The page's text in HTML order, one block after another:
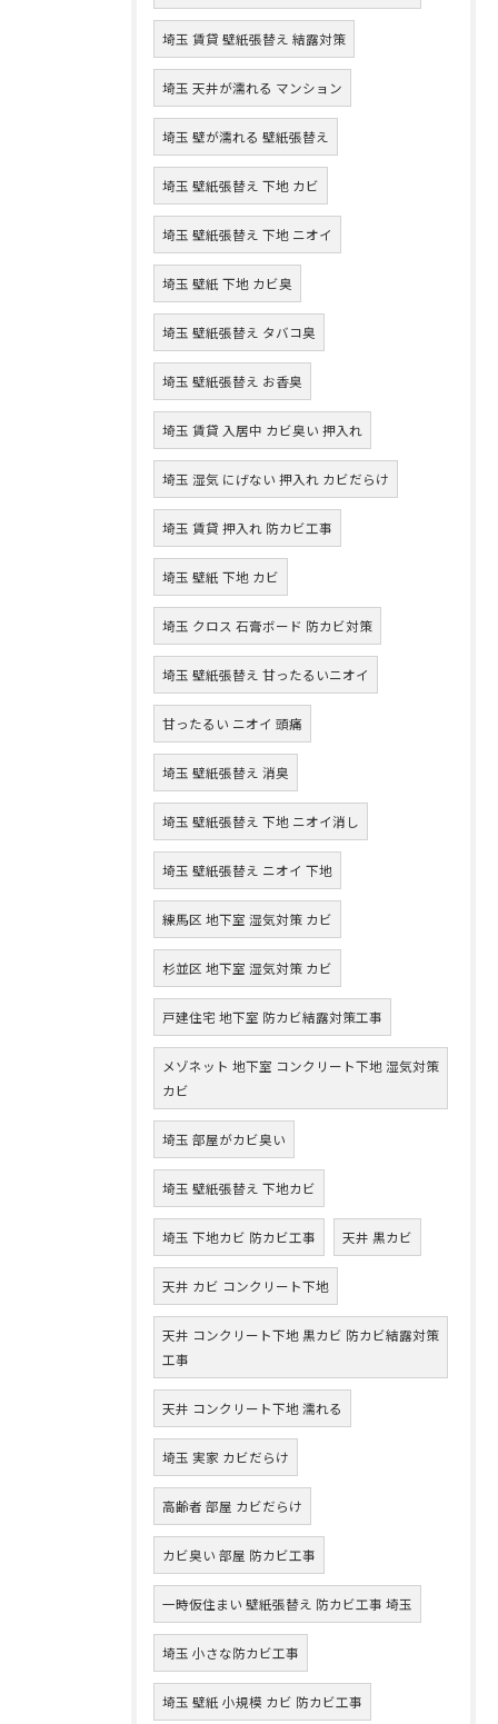
埼玉 賃貸 壁紙張替え 結露対策
埼玉 天井が濡れる マンション
埼玉 壁が濡れる 壁紙張替え
埼玉 壁紙張替え 下地 カビ
埼玉 壁紙張替え 下地 ニオイ
埼玉 壁紙 下地 カビ臭
埼玉 壁紙張替え タバコ臭
埼玉 壁紙張替え お香臭
埼玉 賃貸 入居中 カビ臭い 押入れ
埼玉 湿気 にげない 押入れ カビだらけ
埼玉 賃貸 押入れ 防カビ工事
埼玉 壁紙 下地 カビ
埼玉 クロス 石膏ボード 防カビ対策
埼玉 壁紙張替え 甘ったるいニオイ
甘ったるい ニオイ 頭痛
埼玉 壁紙張替え 消臭
埼玉 壁紙張替え 下地 ニオイ消し
埼玉 壁紙張替え ニオイ 下地
練馬区 地下室 湿気対策 カビ
杉並区 地下室 湿気対策 カビ
戸建住宅 地下室 防カビ結露対策工事
メゾネット 地下室 コンクリート下地 湿気対策
カビ
埼玉 部屋がカビ臭い
埼玉 壁紙張替え 下地カビ
埼玉 下地カビ 防カビ工事 天井 黒カビ
天井 カビ コンクリート下地
天井 コンクリート下地 黒カビ 防カビ結露対策
工事
天井 コンクリート下地 濡れる
埼玉 実家 カビだらけ
高齢者 部屋 カビだらけ
カビ臭い 部屋 防カビ工事
一時仮住まい 壁紙張替え 防カビ工事 埼玉
埼玉 小さな防カビ工事
埼玉 壁紙 小規模 カビ 防カビ工事